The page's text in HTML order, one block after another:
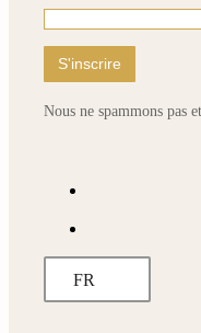
Nous ne spammons pas
FR